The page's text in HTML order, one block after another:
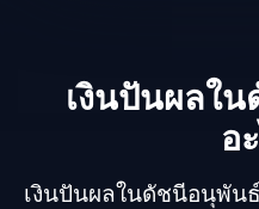
เงินปันผลใ
อ
เงินปันผลในดัชนีอนุพัน